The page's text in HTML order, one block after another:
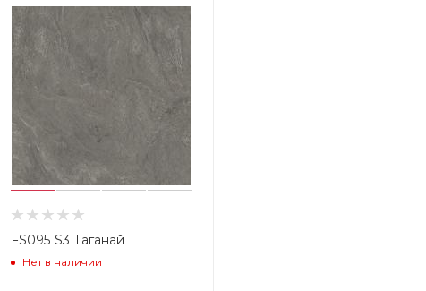
FS095 S3 Таганай
Нет в наличии